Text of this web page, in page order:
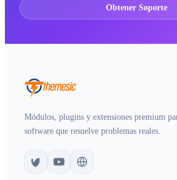
Obtener Soporte
Módulos, plugins y extensiones premium
software que resuelve problemas reales.